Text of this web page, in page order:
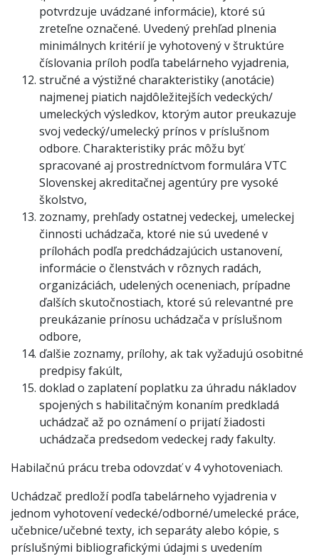
potvrdzuje uvádzané informácie), ktoré sú
zreteľne označené. Uvedený prehľad plnenia
minimálnych kritérií je vyhotovený v štruktúre
číslovania príloh podľa tabelárneho vyjadrenia,
stručné a výstižné charakteristiky (anotácie)
najmenej piatich najdôležitejších vedeckých/
umeleckých výsledkov, ktorým autor preukazuje
svoj vedecký/umelecký prínos v príslušnom
odbore. Charakteristiky prác môžu byť
spracované aj prostredníctvom formulára VTC
Slovenskej akreditačnej agentúry pre vysoké
školstvo,
zoznamy, prehľady ostatnej vedeckej, umeleckej
činnosti uchádzača, ktoré nie sú uvedené v
prílohách podľa predchádzajúcich ustanovení,
informácie o členstvách v rôznych radách,
organizáciách, udelených oceneniach, prípadne
ďalších skutočnostiach, ktoré sú relevantné pre
preukázanie prínosu uchádzača v príslušnom
odbore,
ďalšie zoznamy, prílohy, ak tak vyžadujú osobitné
predpisy fakúlt,
doklad o zaplatení poplatku za úhradu nákladov
spojených s habilitačným konaním predkladá
uchádzač až po oznámení o prijatí žiadosti
uchádzača predsedom vedeckej rady fakulty.
Habilačnú prácu treba odovzdať v 4 vyhotoveniach.
Uchádzač predloží podľa tabelárneho vyjadrenia v
jednom vyhotovení vedecké/odborné/umelecké práce,
učebnice/učebné texty, ich separáty alebo kópie, s
príslušnými bibliografickými údajmi s uvedením